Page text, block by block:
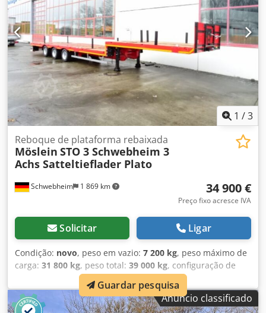
1 /3
Schwebheim 1 869 km
Reboque de plataforma rebaixada
Möslein STO 3 Schwebheim 3
Achs Satteltieflader Plato
34 900 €
Preço fixo acresce IVA
Solicitar Ligar
Condição: novo, peso em vazio: 7 200 kg, peso máximo de
carga: 31 800 kg, peso total: 39 000 kg, configuração de
, suspensão: , tamanho do pneu:
17,5, cor:outro, tipo de engrenagem:outro, dimensão do
pneu dianteiro:235/75 R 17,5, tamanho do pneu traseiro:
Anúncio classificado
Guardar pesquisa